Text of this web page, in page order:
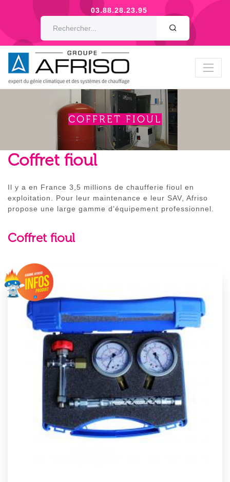
03.88.28.23.95
COFFRET FIOUL
Coffret fioul
Il y a en France 3,5 millions de chaufferie fioul en
exploitation. Pour leur maintenance e leur SAV, Afriso
propose une large gamme d’équipement professionnel.
Coffret fioul